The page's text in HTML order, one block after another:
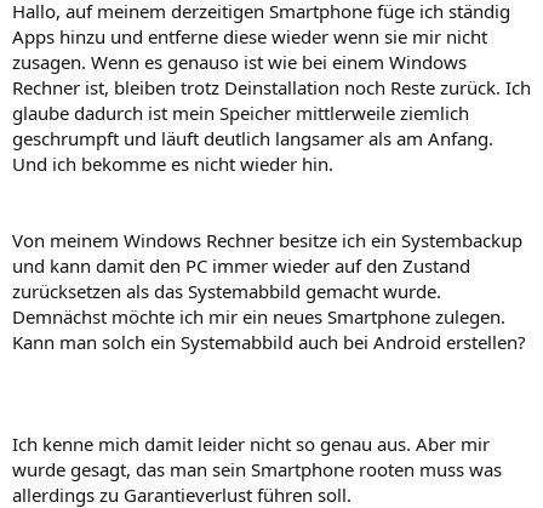
r
a
m
Hallo, auf meinem derzeitigen Smartphone füge ich ständig
Apps hinzu und entferne diese wieder wenn sie mir nicht
zusagen. Wenn es genauso ist wie bei einem Windows
Rechner ist, bleiben trotz Deinstallation noch Reste zurück. Ich
glaube dadurch ist mein Speicher mittlerweile ziemlich
geschrumpft und läuft deutlich langsamer als am Anfang.
Und ich bekomme es nicht wieder hin.
Von meinem Windows Rechner besitze ich ein Systembackup
und kann damit den PC immer wieder auf den Zustand
zurücksetzen als das Systemabbild gemacht wurde.
Demnächst möchte ich mir ein neues Smartphone zulegen.
Kann man solch ein Systemabbild auch bei Android erstellen?
Ich kenne mich damit leider nicht so genau aus. Aber mir
wurde gesagt, das man sein Smartphone rooten muss was
allerdings zu Garantieverlust führen soll.